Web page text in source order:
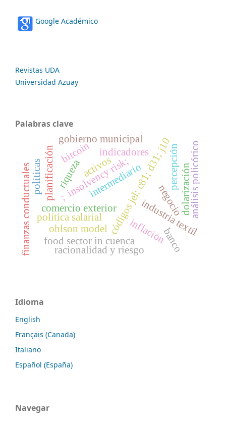
Google Académico
Revistas UDA
Universidad Azuay
Palabras clave
comercio exteriorcódigos jel: c81; d31; j10
; insolvency risk;
food sector in cuenca
planificación
industria textil
negocio
racionalidad y riesgo
finanzas conductuales riqueza
indicadores análisis policórico
activos
política salarial inflación
dolarización
ohlson model
percepción
intermediario
bitcoin
banco
políticas
gobierno municipal
Idioma
English
Français (Canada)
Italiano
Español (España)
Navegar